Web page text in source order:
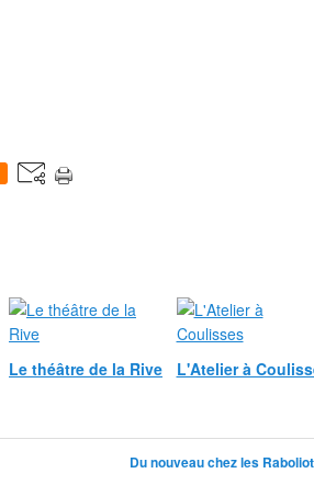
Le théâtre de la Rive L'Atelier à
Du nouveau chez les